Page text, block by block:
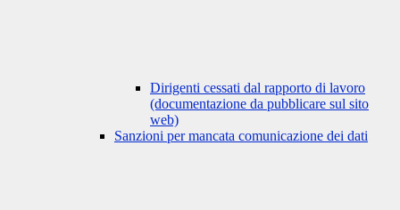
Dirigenti cessati dal rapporto di lavoro
(documentazione da pubblicare sul sito
web)
Sanzioni per mancata comunicazione dei dati